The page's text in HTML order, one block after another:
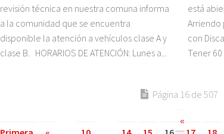
revisión técnica en nuestra comuna informa
a la comunidad que se encuentra
disponible la atención a vehículos clase A y
clase B. HORARIOS DE ATENCIÓN: Lunes a...
está
Arriendo
con
Tener 60
Página 16 de 507
«